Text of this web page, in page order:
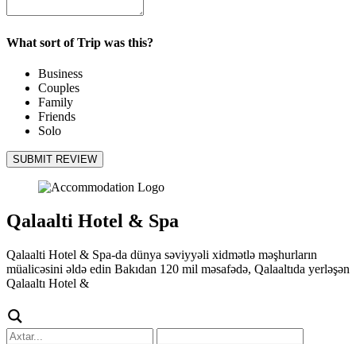
What sort of Trip was this?
Business
Couples
Family
Friends
Solo
SUBMIT REVIEW
Qalaalti Hotel & Spa
Qalaalti Hotel & Spa-da dünya səviyyəli xidmətlə məşhurların
müalicəsini əldə edin Bakıdan 120 mil məsafədə, Qalaaltıda yerləşən
Qalaaltı Hotel &